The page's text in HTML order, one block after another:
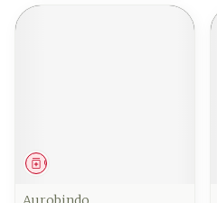
Geneesmiddel